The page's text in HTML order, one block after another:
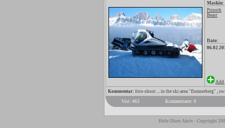
Maskin:
Prinoth
Beast
Dato:
Add
Kommentar: foto-shoot ... in the ski-area "flumserberg" ,
Vist: 463
Kommentarer: 0
Hole Olsen Aktiv - Copyright